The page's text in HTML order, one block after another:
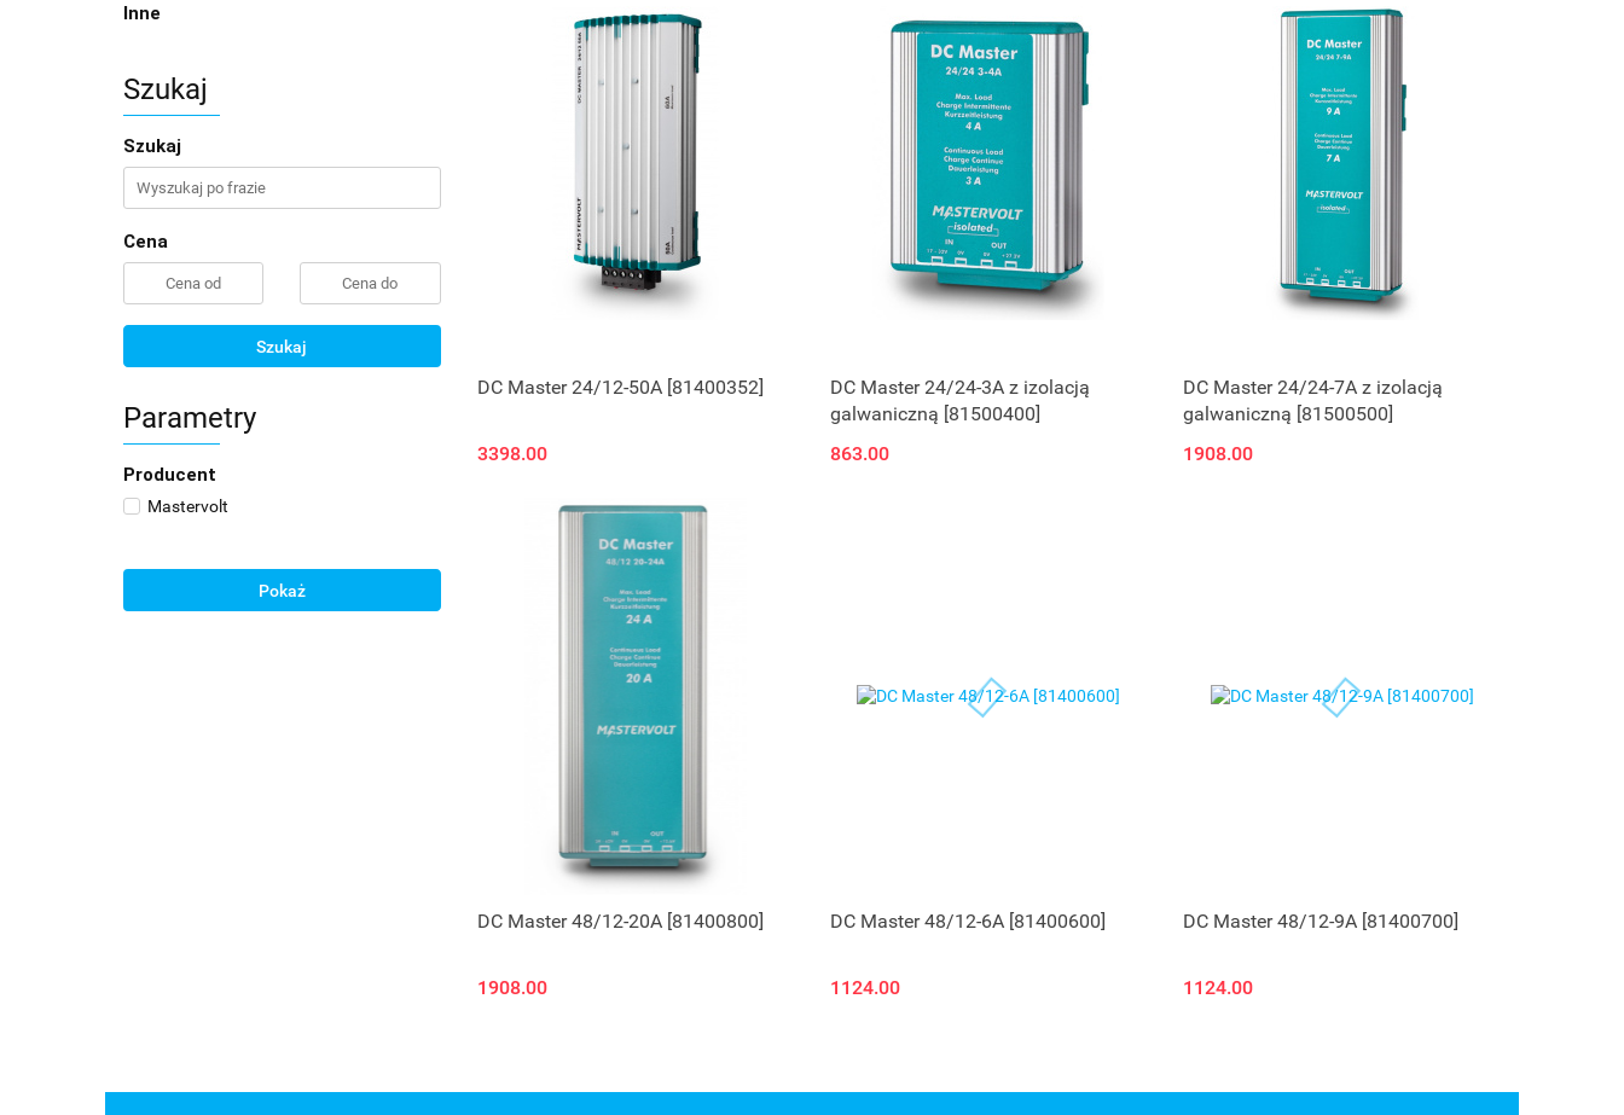
Inne
Szukaj
Szukaj
Cena
Szukaj
Parametry
Producent
Mastervolt
Pokaż
DC Master 24/12-50A [81400352]
3398.00
DC Master 24/24-3A z izolacją
galwaniczną [81500400]
863.00
DC Master 24/24-7A z izolacją
galwaniczną [81500500]
1908.00
DC Master 48/12-20A [81400800]
1908.00
DC Master 48/12-6A [81400600]
1124.00
DC Master 48/12-9A [81400700]
1124.00